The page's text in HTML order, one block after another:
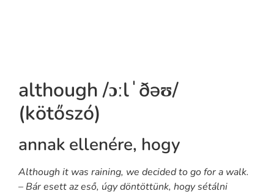
although /ɔːlˈðəʊ/
(kötőszó)
annak ellenére, hogy
Although it was raining, we decided to go for a walk.
– Bár esett az eső, úgy döntöttünk, hogy sétálni